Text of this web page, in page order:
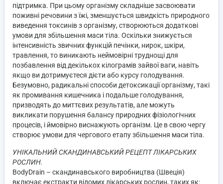
підтримка. При цьому організму складніше засвоювати
поживні речовини з їжі, зменшується швидкість природного
виведення токсинів з організму, створюються додаткові
умови для збільшення маси тіла. Оскільки знижується
інтенсивність звичних функцій печінки, нирок, шкіри,
травлення, то виникають неймовірні труднощі для
позбавлення від декількох кілограмів зайвої ваги, навіть
якщо ви дотримуєтеся дієти або курсу голодування.
Безумовно, радикальні способи детоксикації організму, такі
як промивання кишечника і подальше голодування,
призводять до миттєвих результатів, але можуть
викликати порушення балансу природних фізіологічних
процесів, і ймовірно виснажують організм. Це в свою чергу
створює умови для чергового етапу збільшення маси тіла.
УНІКАЛЬНИЙ СКАНДИНАВСЬКИЙ РЕЦЕПТ ЛІКАРСЬКИХ
РОСЛИН.
BodyDrain – скандинавського виробництва (Швеція)
включає екстракти відомих лікарських рослин, таких як: